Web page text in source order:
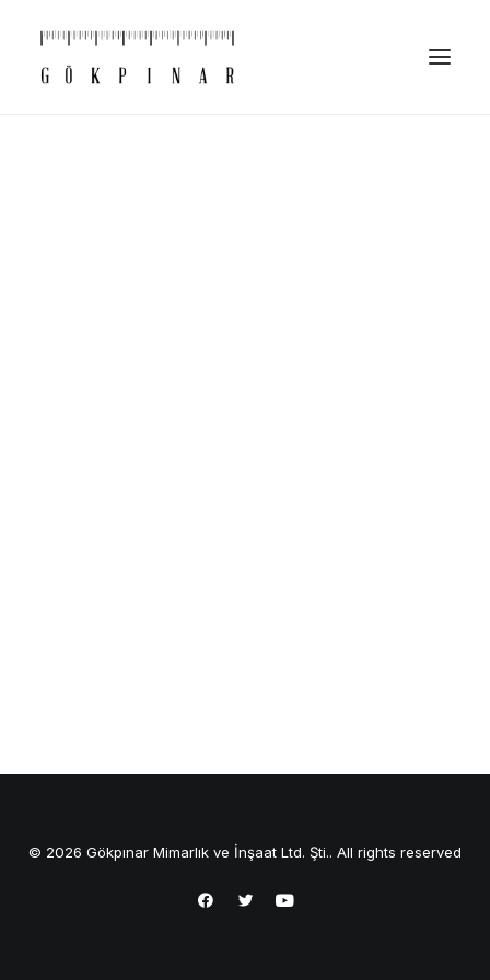
© 2026 Gökpınar Mimarlık ve İnşaat Ltd. Şti.. All rights reserved